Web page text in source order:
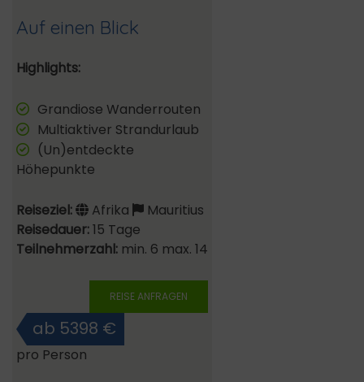
Auf einen Blick
Highlights:
Grandiose Wanderrouten
Multiaktiver Strandurlaub
(Un)entdeckte
Höhepunkte
Reiseziel: Afrika
Mauritius
Reisedauer:15 Tage
Teilnehmerzahl:min. 6 max. 14
REISE ANFRAGEN
ab 5398 €
pro Person